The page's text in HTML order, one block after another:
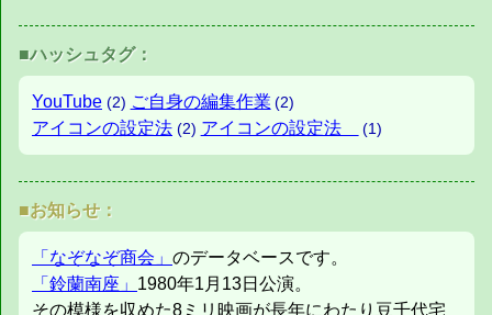
■ハッシュタグ：
YouTube (2) ご自身の編集作業 (2)
アイコンの設定法 (2) アイコンの設定法 (1)
■お知らせ：
「なぞなぞ商会」 のデータベースです。
「鈴蘭南座」 1980年1月13日公演。
その模様を収めた8ミリ映画が長年にわたり豆千代宅